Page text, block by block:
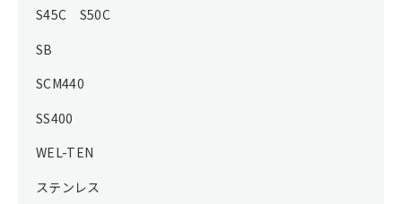
S45C S50C
SB
SCM440
SS400
WEL-TEN
ステンレス